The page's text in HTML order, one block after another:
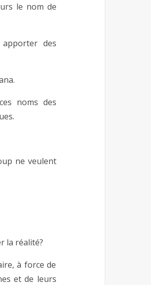
le nom de
des
noms des
ne veulent
la réalité?
à force de
et de leurs